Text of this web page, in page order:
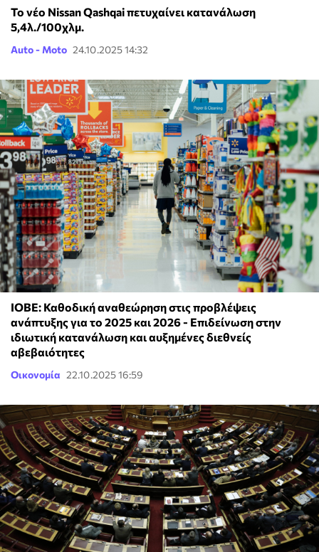
Το νέο Nissan Qashqai πετυχαίνει κατανάλωση
5,4λ./100χλμ.
Auto - Moto 24.10.2025 14:32
ΙΟΒΕ: Καθοδική αναθεώρηση στις προβλέψεις
ανάπτυξης για το 2025 και 2026 - Επιδείνωση στην
ιδιωτική κατανάλωση και αυξημένες διεθνείς
αβεβαιότητες
Οικονομία 22.10.2025 16:59